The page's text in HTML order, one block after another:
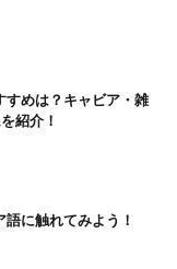
すめは？キャビア・雑
紹介！
に触れてみよう！